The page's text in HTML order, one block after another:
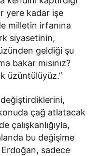
yere kadar işe
milletin irfanına
siyasetinin,
geldiği şu
bakar mısınız?
üzüntülüyüz.”
değiştirdiklerini,
çağ atlatacak
çalışkanlığıyla,
bu değişime
sadece